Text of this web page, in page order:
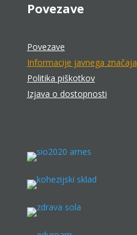
Povezave
Povezave
Informacije javnega značaja
Politika piškotkov
Izjava o dostopnosti